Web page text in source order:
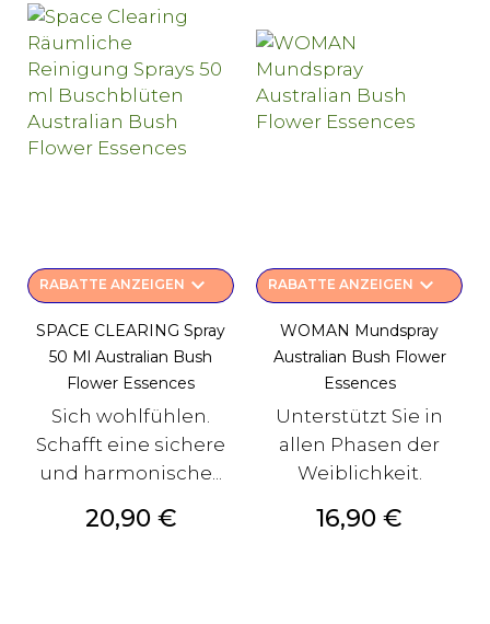
RABATTE ANZEIGEN keyboard_arrow_down
SPACE CLEARING Spray
50 Ml Australian Bush
Flower Essences
Sich wohlfühlen.
Schafft eine sichere
und harmonische...
Preis
20,90 €
RABATTE ANZEIGEN keyboard_arrow_down
WOMAN Mundspray
Australian Bush Flower
Essences
Unterstützt Sie in
allen Phasen der
Weiblichkeit.
Preis
16,90 €